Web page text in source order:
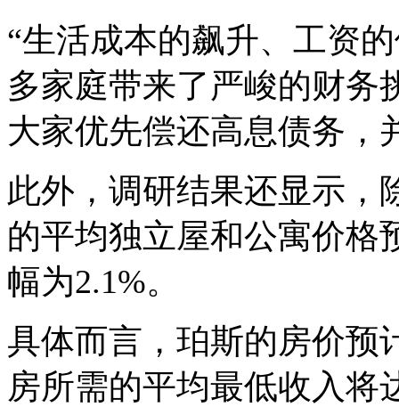
“生活成本的飙升、工资
多家庭带来了严峻的财务
大家优先偿还高息债务，
此外，调研结果还显示，
的平均独立屋和公寓价格
幅为2.1%。
具体而言，珀斯的房价预
房所需的平均最低收入将